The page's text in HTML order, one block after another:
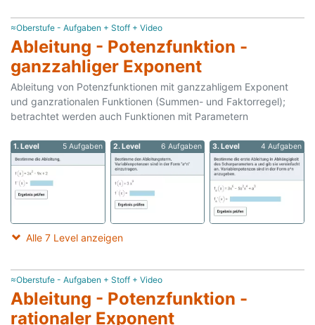
≈Oberstufe - Aufgaben + Stoff + Video
Ableitung - Potenzfunktion -
ganzzahliger Exponent
Ableitung von Potenzfunktionen mit ganzzahligem Exponent
und ganzrationalen Funktionen (Summen- und Faktorregel);
betrachtet werden auch Funktionen mit Parametern
1. Level 5 Aufgaben 2. Level 6 Aufgaben 3. Level 4 Aufgaben
Alle 7 Level anzeigen
≈Oberstufe - Aufgaben + Stoff + Video
Ableitung - Potenzfunktion -
rationaler Exponent